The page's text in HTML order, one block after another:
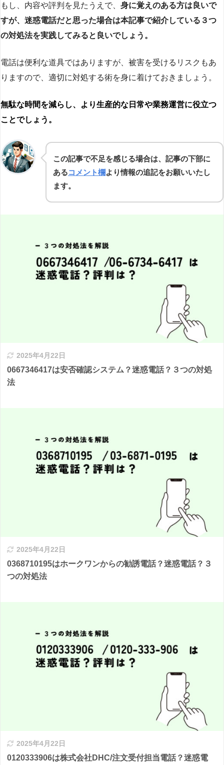
もし、内容や評判を見たうえで、 身に覚えのある方は良いで
すが、迷惑電話だと思った場合は本記事で紹介している３つ
の対処法を実践してみると良いでしょう。
電話は便利な道具ではありますが、被害を受けるリスクもあ
りますので、適切に対処する術を身に着けておきましょう。
無駄な時間を減らし、より生産的な日常や業務運営に役立つ
ことでしょう。
この記事で不足を感じる場合は、記事の下部に
あるコメント欄より情報の追記をお願いいたし
ます。
2025年4月22日
0667346417は安否確認システム？迷惑電話？３つの対処
法
2025年4月22日
0368710195はホークワンからの勧誘電話？迷惑電話？３
つの対処法
2025年4月22日
0120333906は株式会社DHC/注文受付担当電話？迷惑電